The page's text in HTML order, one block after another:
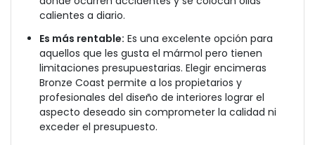
calientes a diario.
Es más rentable: Es una excelente opción para
aquellos que les gusta el mármol pero tienen
limitaciones presupuestarias. Elegir encimeras
Bronze Coast permite a los propietarios y
profesionales del diseño de interiores lograr el
aspecto deseado sin comprometer la calidad ni
exceder el presupuesto.